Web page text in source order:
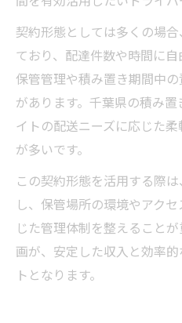
契約形態としては多くの場
ており、配達件数や時間に
保管管理や積み置き期間中
があります。千葉県の積み
イトの配送ニーズに応じた
が多いです。
この契約形態を活用する際
し、保管場所の環境やアク
じた管理体制を整えること
画が、安定した収入と効率
トとなります。